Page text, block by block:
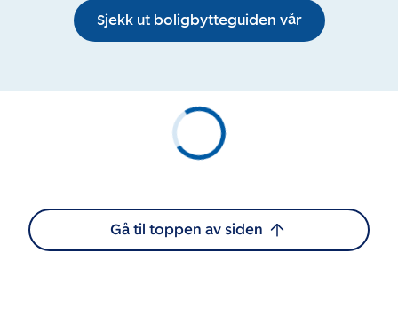
Sjekk ut boligbytteguiden vår
Gå til toppen av siden